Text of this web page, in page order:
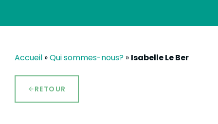
Accueil »Qui sommes-nous? » Isabelle Le Ber
RETOUR